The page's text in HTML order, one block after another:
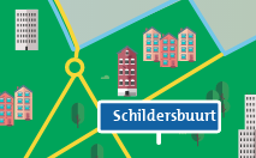
Schildersbuurt
Schildersbuurt